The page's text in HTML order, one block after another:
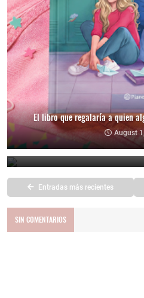
El libro que regalaría a quien
August
EL PODER DEL
July 25,
Entradas más recientes
SIN COMENTARIOS